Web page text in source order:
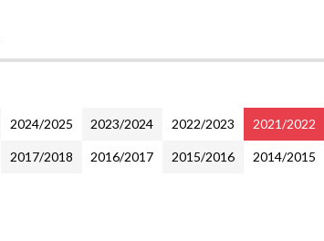
2024/2025 2023/2024 2022/2023 2021/2022
2017/2018 2016/2017 2015/2016 2014/2015